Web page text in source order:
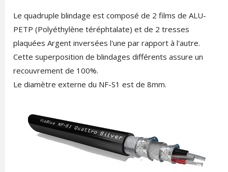
Le quadruple blindage est composé de 2 films de ALU-
PETP (Polyéthylène téréphtalate) et de 2 tresses
plaquées Argent inversées l'une par rapport à l'autre.
Cette superposition de blindages différents assure un
recouvrement de 100%.
Le diamètre externe du NF-S1 est de 8mm.